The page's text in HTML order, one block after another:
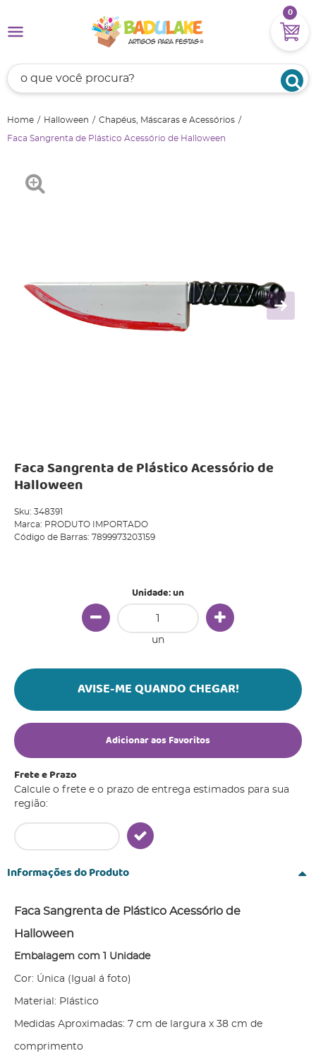
0
Home Halloween Chapéus, Máscaras e Acessórios
Faca Sangrenta de Plástico Acessório de Halloween
Faca Sangrenta de Plástico Acessório de
Halloween
Sku: 348391
Marca: PRODUTO IMPORTADO
Código de Barras: 7899973203159
Unidade: un
un
AVISE-ME QUANDO CHEGAR!
Adicionar aos Favoritos
Frete e Prazo
Calcule o frete e o prazo de entrega estimados para sua
região:
Informações do Produto
Faca Sangrenta de Plástico Acessório de
Halloween
Embalagem com 1 Unidade
Cor: Única (Igual á foto)
Material: Plástico
Medidas Aproximadas: 7 cm de largura x 38 cm de
comprimento